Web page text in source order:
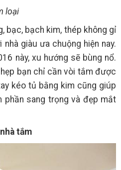
loại
bạc, bạch kim, thép không gỉ
giàu ưa chuộng hiện nay.
này, xu hướng sẽ bùng nổ.
bạn chỉ cần vòi tắm được
kéo tủ bằng kim cũng giúp
phần sang trọng và đẹp mắt
tắm